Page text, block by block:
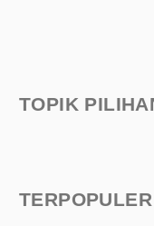
TOPIK
TERPOPULER